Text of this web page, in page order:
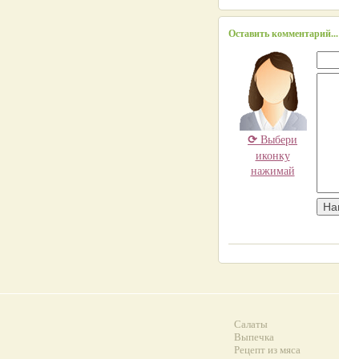
Оставить комментарий...
⟳ Выбери
иконку
нажимай
Салаты
Выпечка
Рецепт из мяса